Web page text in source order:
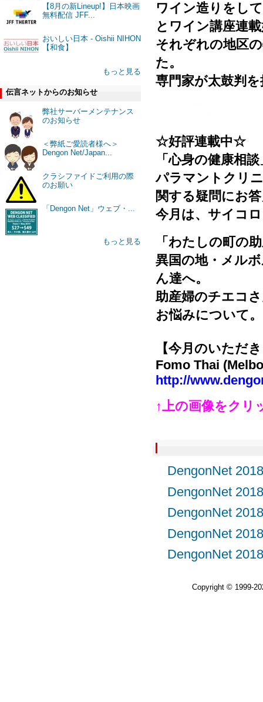
【8月の新Lineup!】日本映画
無料配信 JFF...
おいしい日本 - Oishii NIHON
【和食】
もっと見る
伝言ネットからのお知らせ
弊社サーバーメンテナンス
のお知らせ
＜弊紙ご愛読者様へ＞
Dengon Net/Japan...
クラシファイドご利用の際
のお願い
「Dengon Net」ウェブ・...
もっと見る
ワイン造りをし
とワイン講座連
それぞれの地区
た。
専門家が太鼓判
☆好評連載中☆
「心身の健康相談
パラマントクリ
関する疑問にお
今月は、サイコ
「わたしの町の
異国の地・メル
ん達へ。
助産婦のチエコ
お悩みについて。
【今月のいただ
Fomo Thai
http://
↑上の画像をクリ
DengonNet
DengonNet
DengonNet
DengonNet
DengonNet
Copyright © 1999-